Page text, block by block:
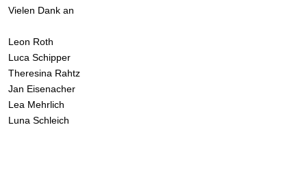
Vielen Dank an
Leon Roth
Luca Schipper
Theresina Rahtz
Jan Eisenacher
Lea Mehrlich
Luna Schleich